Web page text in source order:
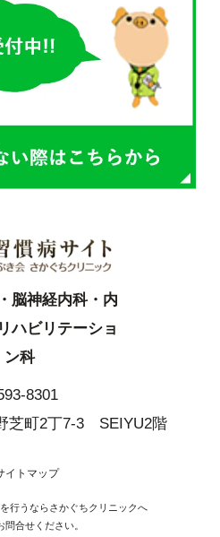
脳神経内科・内
ハビリテーショ
ン科
8301
芝町2丁7-3 SEIYU2階
イトマップ
行うならさかぐちクリニックへ
問合せください。